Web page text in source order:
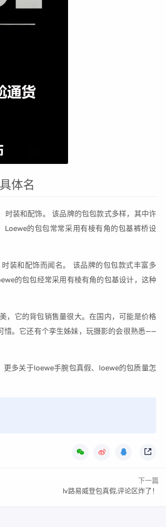
体名
时装和配饰。 该品牌的包包款式多样，其中许
的包包常常采用有棱有角的包基裤桥设
装和配饰而闻名。 该品牌的包包款式丰富多
的包包经常采用有棱有角的包基设计，这种
，它的背包销售量很大。在国内，可能是价格
惜。它还有个孪生姊妹，玩摄影的会很熟悉——
多关于loewe手腕包真假、loewe的包质量怎
下一篇
lv路易威登包真假,评论区炸了！